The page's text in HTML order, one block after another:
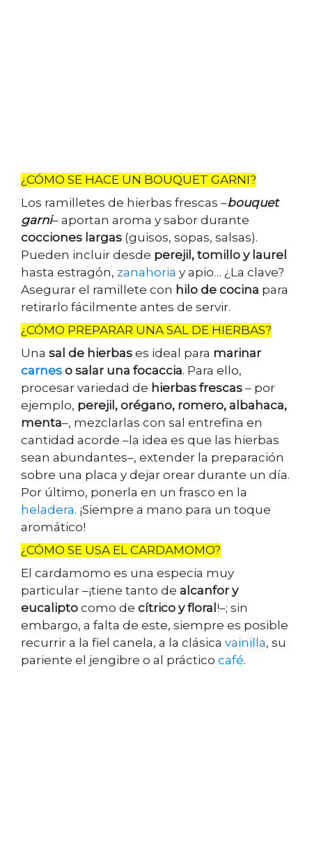
¿CÓMO SE HACE UN BOUQUET GARNI?
Los ramilletes de hierbas frescas –bouquet
garni– aportan aroma y sabor durante
cocciones largas (guisos, sopas, salsas).
Pueden incluir desde perejil, tomillo y laurel
hasta estragón, zanahoria y apio… ¿La clave?
Asegurar el ramillete con hilo de cocina para
retirarlo fácilmente antes de servir.
¿CÓMO PREPARAR UNA SAL DE HIERBAS?
Una sal de hierbas es ideal para marinar
carnes o salar una focaccia. Para ello,
procesar variedad de hierbas frescas – por
ejemplo, perejil, orégano, romero, albahaca,
menta–, mezclarlas con sal entrefina en
cantidad acorde –la idea es que las hierbas
sean abundantes–, extender la preparación
sobre una placa y dejar orear durante un día.
Por último, ponerla en un frasco en la
heladera. ¡Siempre a mano para un toque
aromático!
¿CÓMO SE USA EL CARDAMOMO?
El cardamomo es una especia muy
particular –¡tiene tanto de alcanfor y
eucalipto como de cítrico y floral!–; sin
embargo, a falta de este, siempre es posible
recurrir a la fiel canela, a la clásica vainilla, su
pariente el jengibre o al práctico café.